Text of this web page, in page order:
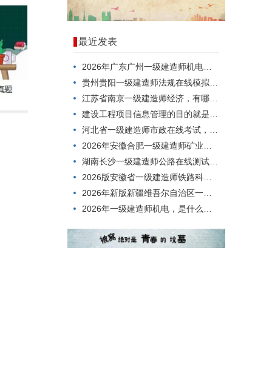
最近发表
2026年广东广州一级建造师机电，应该怎么考？
贵州贵阳一级建造师法规在线模拟考试模拟练习题
江苏省南京一级建造师经济，有哪些题型？
建设工程项目信息管理的目的就是()。
河北省一级建造师市政在线考试，如何一次就考过？
2026年安徽合肥一级建造师矿业考核考试题型
湖南长沙一级建造师公路在线测试，考点分析
2026版安徽省一级建造师铁路科目，有哪些题型？
2026年新版新疆维吾尔自治区一级建造师矿业考试考试题库
2026年一级建造师机电，是什么情况呢？